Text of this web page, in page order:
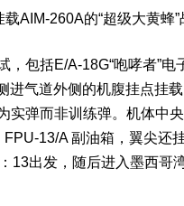
AIM-260A的“超级大黄蜂”
包括E/A-18G“咆哮者”电
进气道外侧的机腹挂点挂
实弹而非训练弹。机体中
13/A 副油箱，翼尖还
13出发，随后进入墨西哥